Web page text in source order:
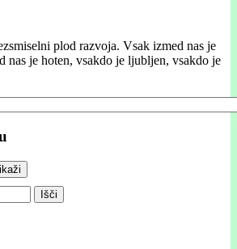
plod razvoja. Vsak izmed nas je
nas je hoten, vsakdo je ljubljen, vsakdo je